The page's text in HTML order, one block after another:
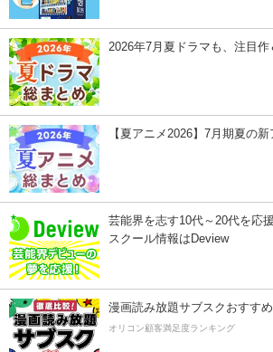
2026年7月夏ドラマも、注目作
【夏アニメ2026】7月期夏の
芸能界を志す10代～20代を応
スクール情報はDeview
漫画読み放題サブスクおすすめ
オリコン顧客満足度ランキング